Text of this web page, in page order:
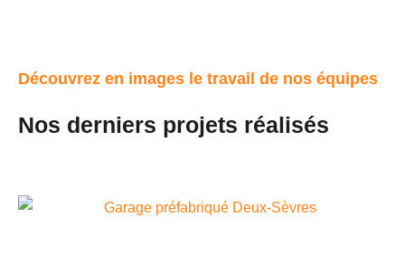
Découvrez en images le travail de nos équipes
Nos derniers projets réalisés